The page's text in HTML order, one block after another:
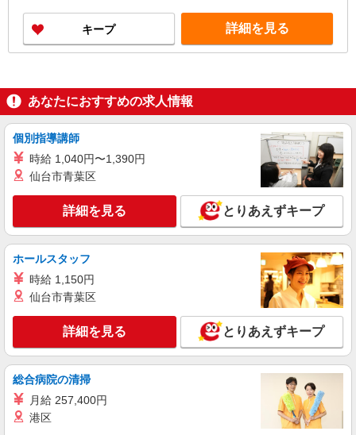
キープ 詳細を見る
あなたにおすすめの求人情報
個別指導講師
時給 1,040円〜1,390円
仙台市青葉区
詳細を見る とりあえずキープ
ホールスタッフ
時給 1,150円
仙台市青葉区
詳細を見る とりあえずキープ
総合病院の清掃
月給 257,400円
港区